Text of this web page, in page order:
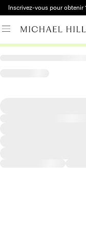
Inscrivez-vous pour obtenir